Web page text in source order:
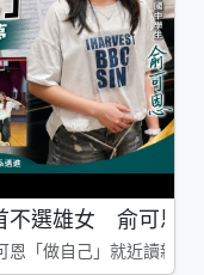
不選雄女 俞可恩
「做自己」就近讀新莊